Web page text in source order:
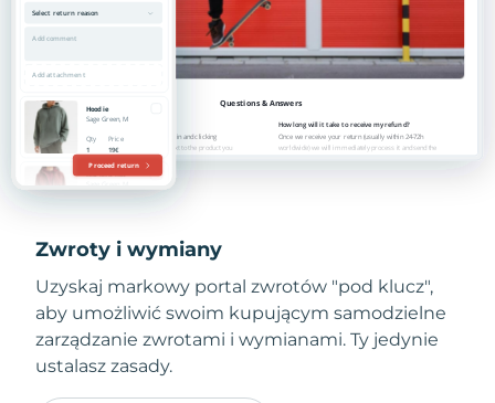
Zwroty i wymiany
Uzyskaj markowy portal zwrotów "pod klucz",
aby umożliwić swoim kupującym samodzielne
zarządzanie zwrotami i wymianami. Ty jedynie
ustalasz zasady.